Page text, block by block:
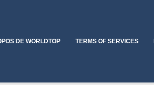
DE WORLDTOP TERMS OF SERVICES